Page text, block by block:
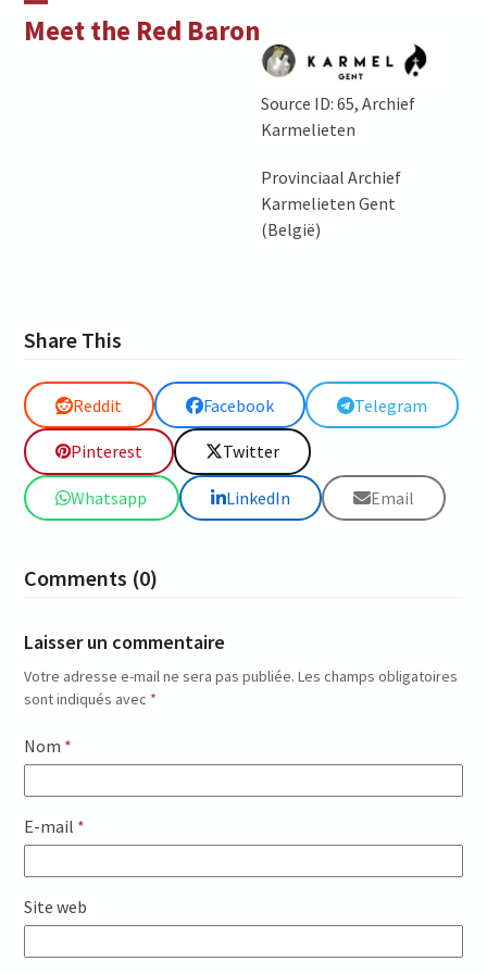
Meet the Red Baron
Open
Close
Source ID: 65, Archief
Karmelieten
Provinciaal Archief
Karmelieten Gent
(België)
Share This
Reddit Facebook Telegram
Pinterest Twitter
Whatsapp LinkedIn Email
Comments (0)
Laisser un commentaire
Votre adresse e-mail ne sera pas publiée. Les champs obligatoires
sont indiqués avec *
Nom *
E-mail *
Site web